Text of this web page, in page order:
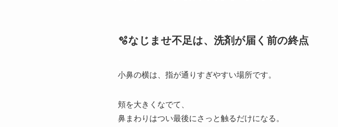
🫧なじませ不足は、洗剤が届く前の終点
小鼻の横は、指が通りすぎやすい場所です。
頬を大きくなでて、
鼻まわりはつい最後にさっと触るだけになる。